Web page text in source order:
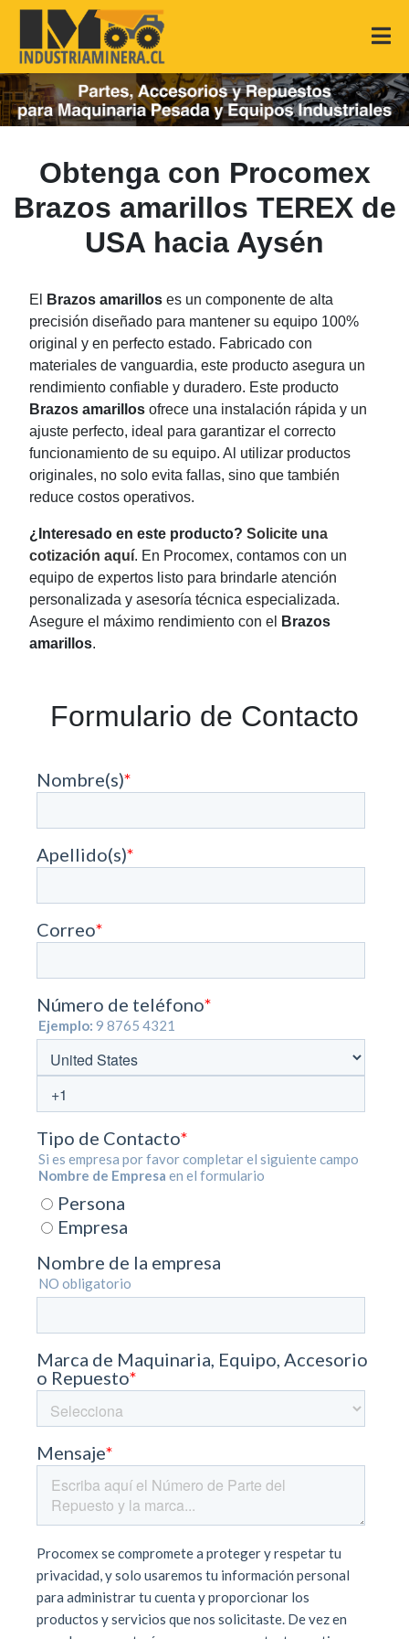
Obtenga con Procomex
Brazos amarillos TEREX de
USA hacia Aysén
El Brazos amarillos es un componente de alta
precisión diseñado para mantener su equipo 100%
original y en perfecto estado. Fabricado con
materiales de vanguardia, este producto asegura un
rendimiento confiable y duradero. Este producto
Brazos amarillos ofrece una instalación rápida y un
ajuste perfecto, ideal para garantizar el correcto
funcionamiento de su equipo. Al utilizar productos
originales, no solo evita fallas, sino que también
reduce costos operativos.
¿Interesado en este producto? Solicite una
cotización aquí. En Procomex, contamos con un
equipo de expertos listo para brindarle atención
personalizada y asesoría técnica especializada.
Asegure el máximo rendimiento con el
Brazos
amarillos.
Formulario de Contacto